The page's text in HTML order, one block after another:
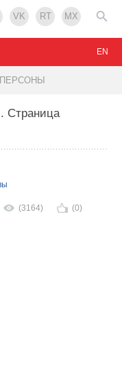
VK RT MX
ПЕРСОНЫ
EN
. Страница
(3164) (0)